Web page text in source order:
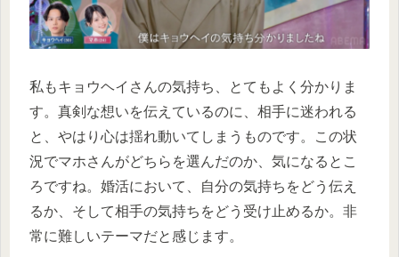
私もキョウヘイさんの気持ち、とてもよく分かりま
す。真剣な想いを伝えているのに、相手に迷われる
と、やはり心は揺れ動いてしまうものです。この状
況でマホさんがどちらを選んだのか、気になるとこ
ろですね。婚活において、自分の気持ちをどう伝え
るか、そして相手の気持ちをどう受け止めるか。非
常に難しいテーマだと感じます。